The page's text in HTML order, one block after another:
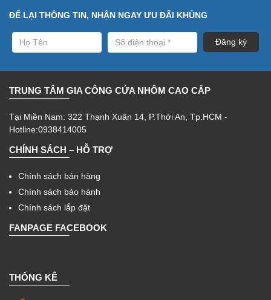
ĐỂ LẠI THÔNG TIN, NHẬN NGAY ƯU ĐÃI KHỦNG
TRUNG TÂM GIA CÔNG CỬA NHÔM CAO CẤP
Tại Miền Nam: 322 Thạnh Xuân 14, P.Thới An, Tp.HCM -
Hotline:0938414005
CHÍNH SÁCH – HỖ TRỢ
Chính sách bán hàng
Chính sách bảo hành
Chính sách lắp đặt
FANPAGE FACEBOOK
THỐNG KÊ